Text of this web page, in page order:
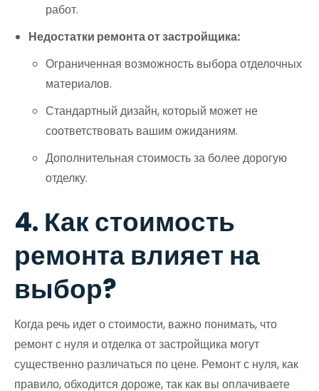
работ.
Недостатки ремонта от застройщика:
Ограниченная возможность выбора отделочных
материалов.
Стандартный дизайн, который может не
соответствовать вашим ожиданиям.
Дополнительная стоимость за более дорогую
отделку.
4. Как стоимость
ремонта влияет на
выбор?
Когда речь идет о стоимости, важно понимать, что
ремонт с нуля и отделка от застройщика могут
существенно различаться по цене. Ремонт с нуля, как
правило, обходится дороже, так как вы оплачиваете